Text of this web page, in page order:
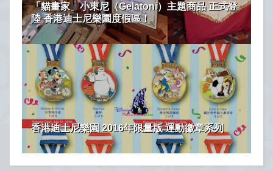
「貓畫家」小東尼（Gelatoni）主題商品 正式登
陸 香港迪士尼樂園度假區！
香港迪士尼樂園 2016年限量版 運動徽章系列